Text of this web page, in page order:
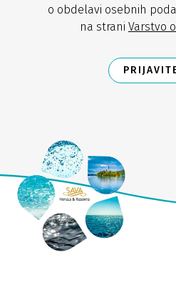
o obdelavi osebnih
na strani Varstvo